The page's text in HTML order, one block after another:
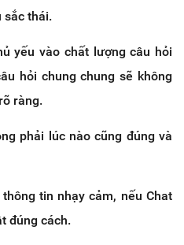
sắc thái.
yếu vào chất lượng câu hỏi
hỏi chung chung sẽ không
ràng.
phải lúc nào cũng đúng và
tin nhạy cảm, nếu Chat
đúng cách.